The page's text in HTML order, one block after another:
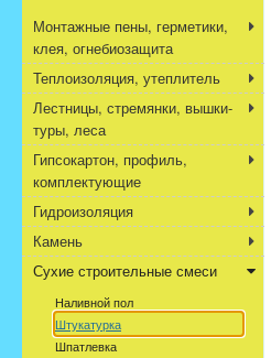
Монтажные пены, герметики,
клея, огнебиозащита
Теплоизоляция, утеплитель
Лестницы, стремянки, вышки-
туры, леса
Гипсокартон, профиль,
комплектующие
Гидроизоляция
Камень
Сухие строительные смеси
Наливной пол
Штукатурка
Шпатлевка